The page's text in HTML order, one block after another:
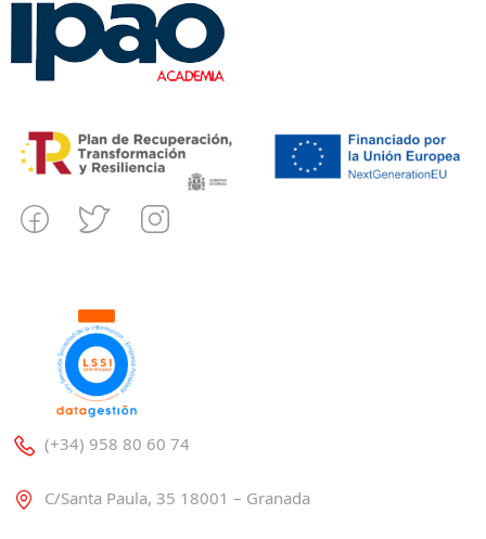
(+34) 958 80 60 74
C/Santa Paula, 35 18001 – Granada